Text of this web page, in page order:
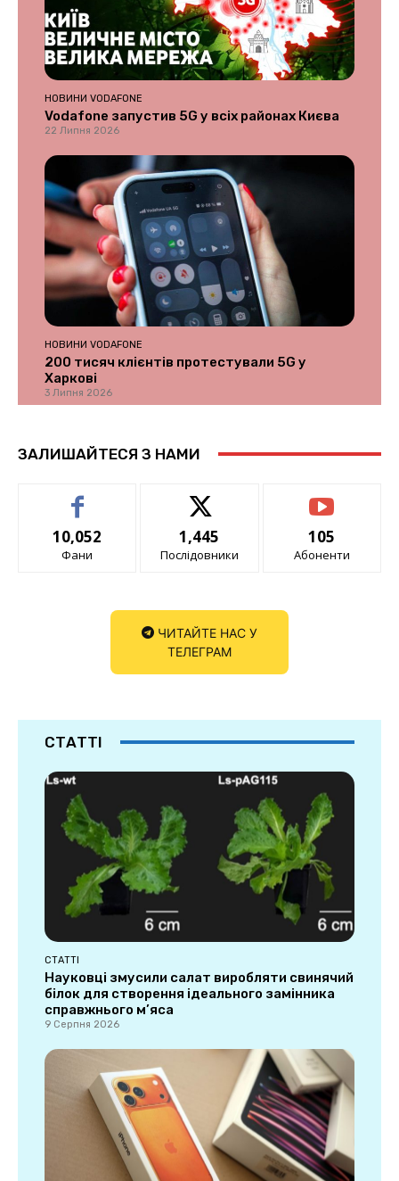
НОВИНИ VODAFONE
Vodafone запустив 5G у всіх районах Києва
22 Липня 2026
НОВИНИ VODAFONE
200 тисяч клієнтів протестували 5G у
Харкові
3 Липня 2026
ЗАЛИШАЙТЕСЯ З НАМИ
10,052
Фани
1,445
Послідовники
105
Абоненти
ЧИТАЙТЕ НАС У
ТЕЛЕГРАМ
СТАТТІ
СТАТТІ
Науковці змусили салат виробляти свинячий
білок для створення ідеального замінника
справжнього м’яса
9 Серпня 2026